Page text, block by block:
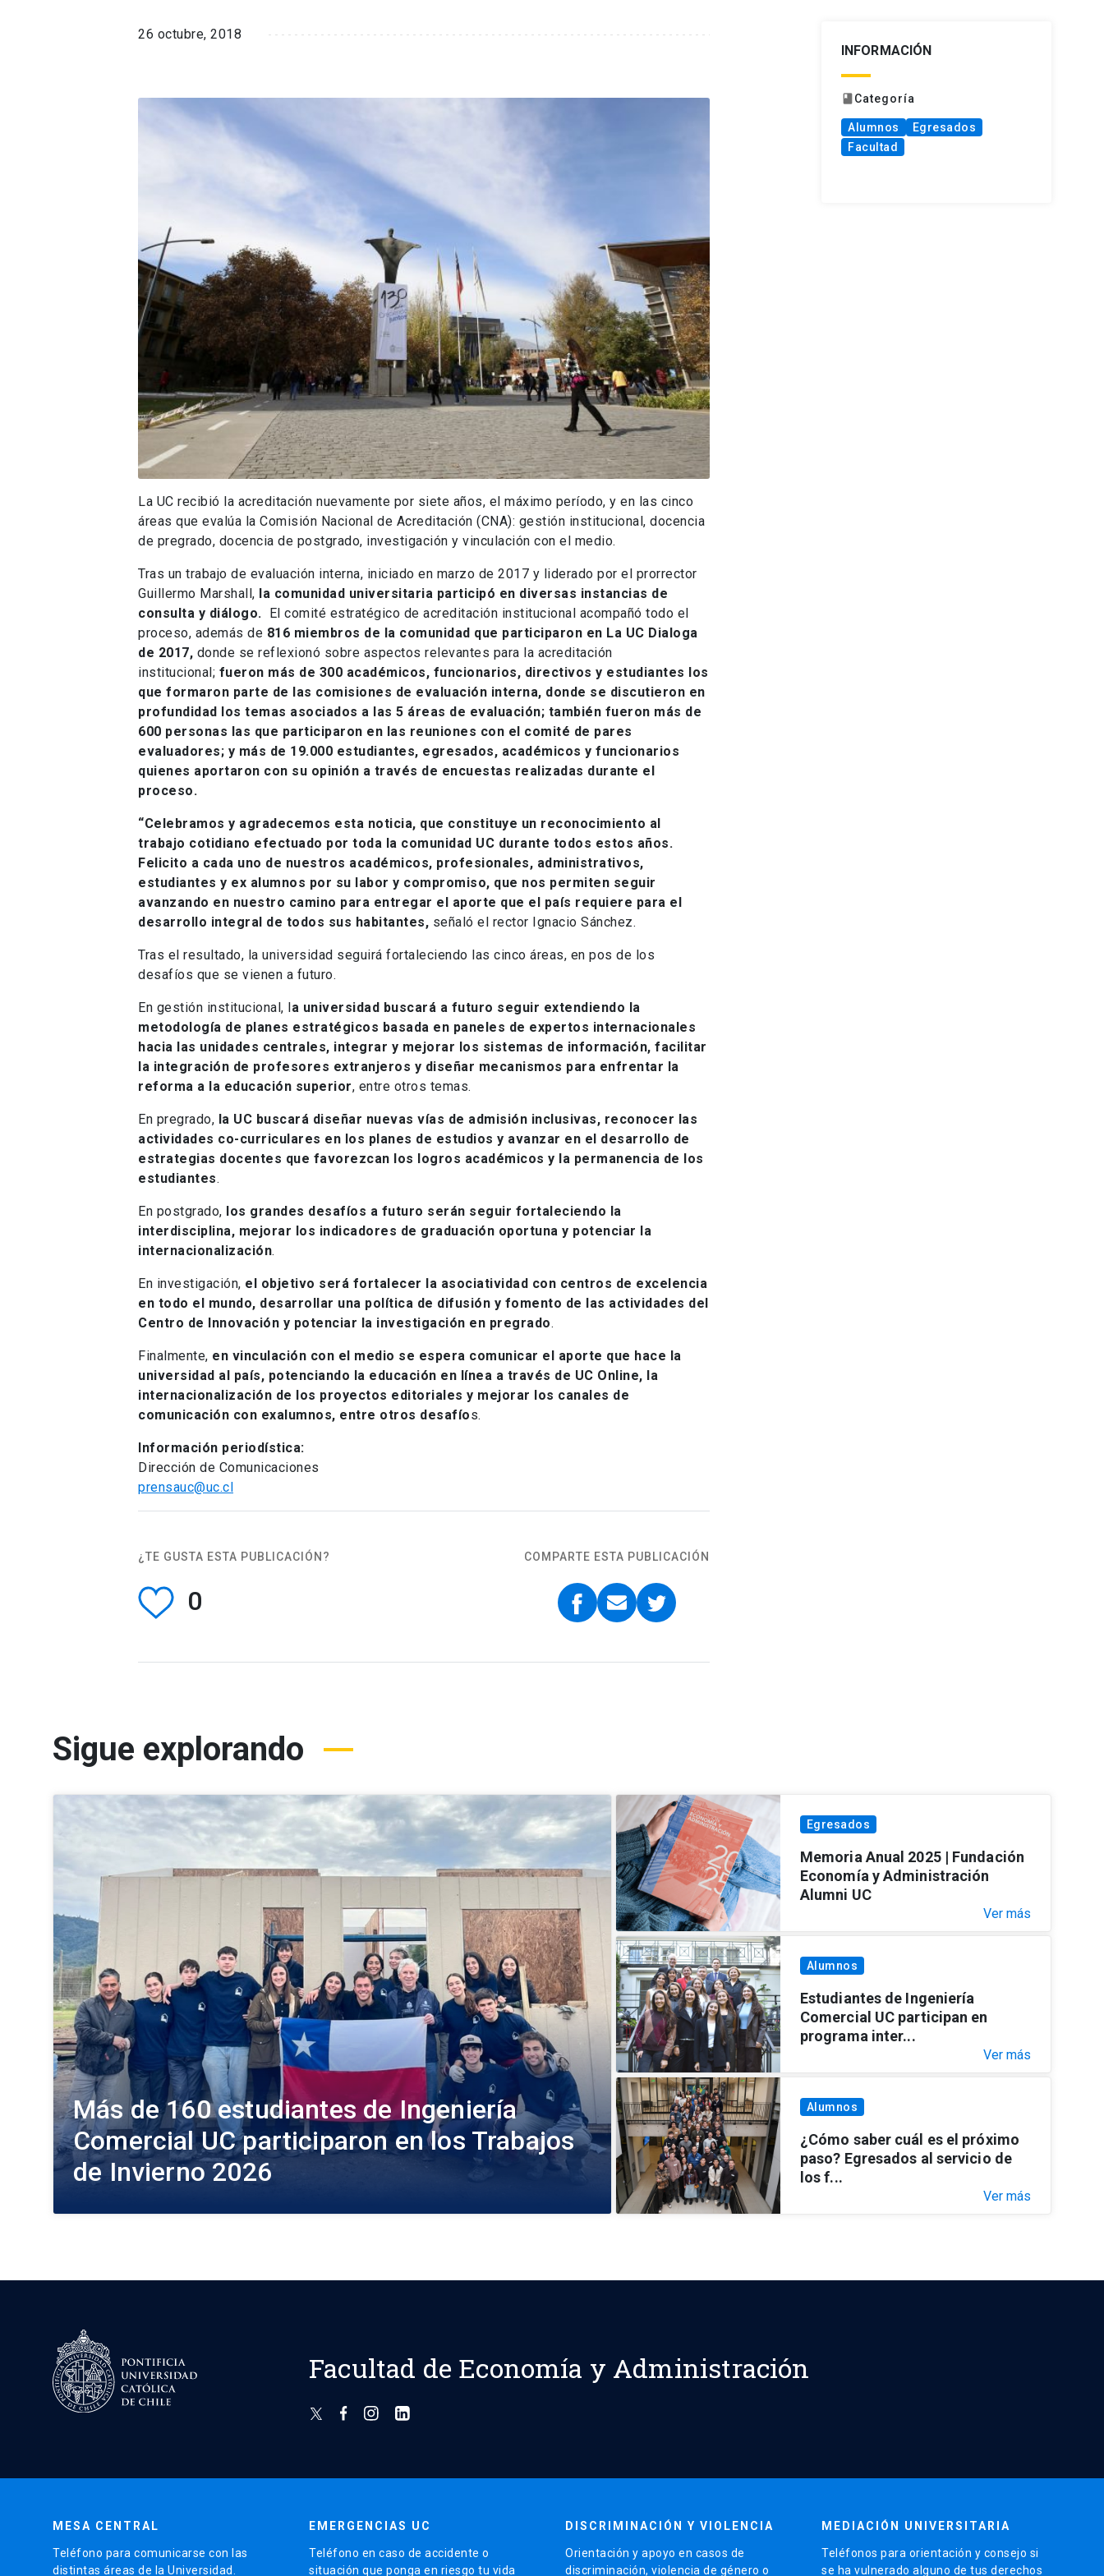
26 octubre, 2018
La UC recibió la acreditación nuevamente por siete años, el máximo período, y en las cinco
áreas que evalúa la Comisión Nacional de Acreditación (CNA): gestión institucional, docencia
de pregrado, docencia de postgrado, investigación y vinculación con el medio.
Tras un trabajo de evaluación interna, iniciado en marzo de 2017 y liderado por el prorrector
Guillermo Marshall, la comunidad universitaria participó en diversas instancias de
consulta y diálogo. El comité estratégico de acreditación institucional acompañó todo el
proceso, además de 816 miembros de la comunidad que participaron en La UC Dialoga
de 2017, donde se reflexionó sobre aspectos relevantes para la acreditación
institucional; fueron más de 300 académicos, funcionarios, directivos y estudiantes los
que formaron parte de las comisiones de evaluación interna, donde se discutieron en
profundidad los temas asociados a las 5 áreas de evaluación; también fueron más de
600 personas las que participaron en las reuniones con el comité de pares
evaluadores; y más de 19.000 estudiantes, egresados, académicos y funcionarios
quienes aportaron con su opinión a través de encuestas realizadas durante el
proceso.
“Celebramos y agradecemos esta noticia, que constituye un reconocimiento al
trabajo cotidiano efectuado por toda la comunidad UC durante todos estos años.
Felicito a cada uno de nuestros académicos, profesionales, administrativos,
estudiantes y ex alumnos por su labor y compromiso, que nos permiten seguir
avanzando en nuestro camino para entregar el aporte que el país requiere para el
desarrollo integral de todos sus habitantes, señaló el rector Ignacio Sánchez.
Tras el resultado, la universidad seguirá fortaleciendo las cinco áreas, en pos de los
desafíos que se vienen a futuro.
En gestión institucional, la universidad buscará a futuro seguir extendiendo la
metodología de planes estratégicos basada en paneles de expertos internacionales
hacia las unidades centrales, integrar y mejorar los sistemas de información, facilitar
la integración de profesores extranjeros y diseñar mecanismos para enfrentar la
reforma a la educación superior, entre otros temas.
En pregrado, la UC buscará diseñar nuevas vías de admisión inclusivas, reconocer las
actividades co-curriculares en los planes de estudios y avanzar en el desarrollo de
estrategias docentes que favorezcan los logros académicos y la permanencia de los
estudiantes.
En postgrado, los grandes desafíos a futuro serán seguir fortaleciendo la
interdisciplina, mejorar los indicadores de graduación oportuna y potenciar la
internacionalización.
En investigación, el objetivo será fortalecer la asociatividad con centros de excelencia
en todo el mundo, desarrollar una política de difusión y fomento de las actividades del
Centro de Innovación y potenciar la investigación en pregrado.
Finalmente, en vinculación con el medio se espera comunicar el aporte que hace la
universidad al país, potenciando la educación en línea a través de UC Online, la
internacionalización de los proyectos editoriales y mejorar los canales de
comunicación con exalumnos, entre otros desafíos.
Información periodística:
Dirección de Comunicaciones
prensauc@uc.cl
¿TE GUSTA ESTA PUBLICACIÓN?
0
COMPARTE ESTA PUBLICACIÓN
INFORMACIÓN
book Categoría
Alumnos
Egresados
Facultad
Sigue explorando
Más de 160 estudiantes de Ingeniería
Comercial UC participaron en los Trabajos
de Invierno 2026
Egresados
Memoria Anual 2025 | Fundación
Economía y Administración
Alumni UC
Ver más
Alumnos
Estudiantes de Ingeniería
Comercial UC participan en
programa inter...
Ver más
Alumnos
¿Cómo saber cuál es el próximo
paso? Egresados al servicio de
los f...
Ver más
Facultad de Economía y Administración
MESA CENTRAL
Teléfono para comunicarse con las
distintas áreas de la Universidad.
EMERGENCIAS UC
Teléfono en caso de accidente o
situación que ponga en riesgo tu vida
DISCRIMINACIÓN Y VIOLENCIA
Orientación y apoyo en casos de
discriminación, violencia de género o
MEDIACIÓN UNIVERSITARIA
Teléfonos para orientación y consejo si
se ha vulnerado alguno de tus derechos